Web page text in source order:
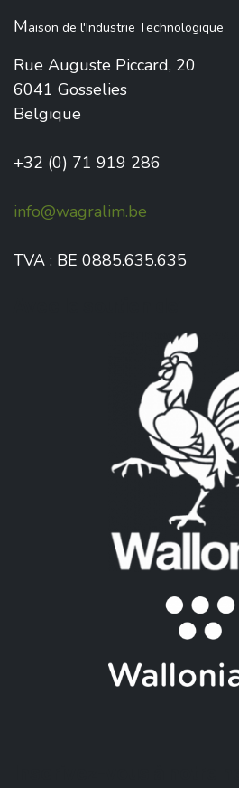
Maison de l'Industrie Technologique
Rue Auguste Piccard, 20
6041 Gosselies
Belgique
+32 (0) 71 919 286
info@wagralim.be
TVA : BE 0885.635.635